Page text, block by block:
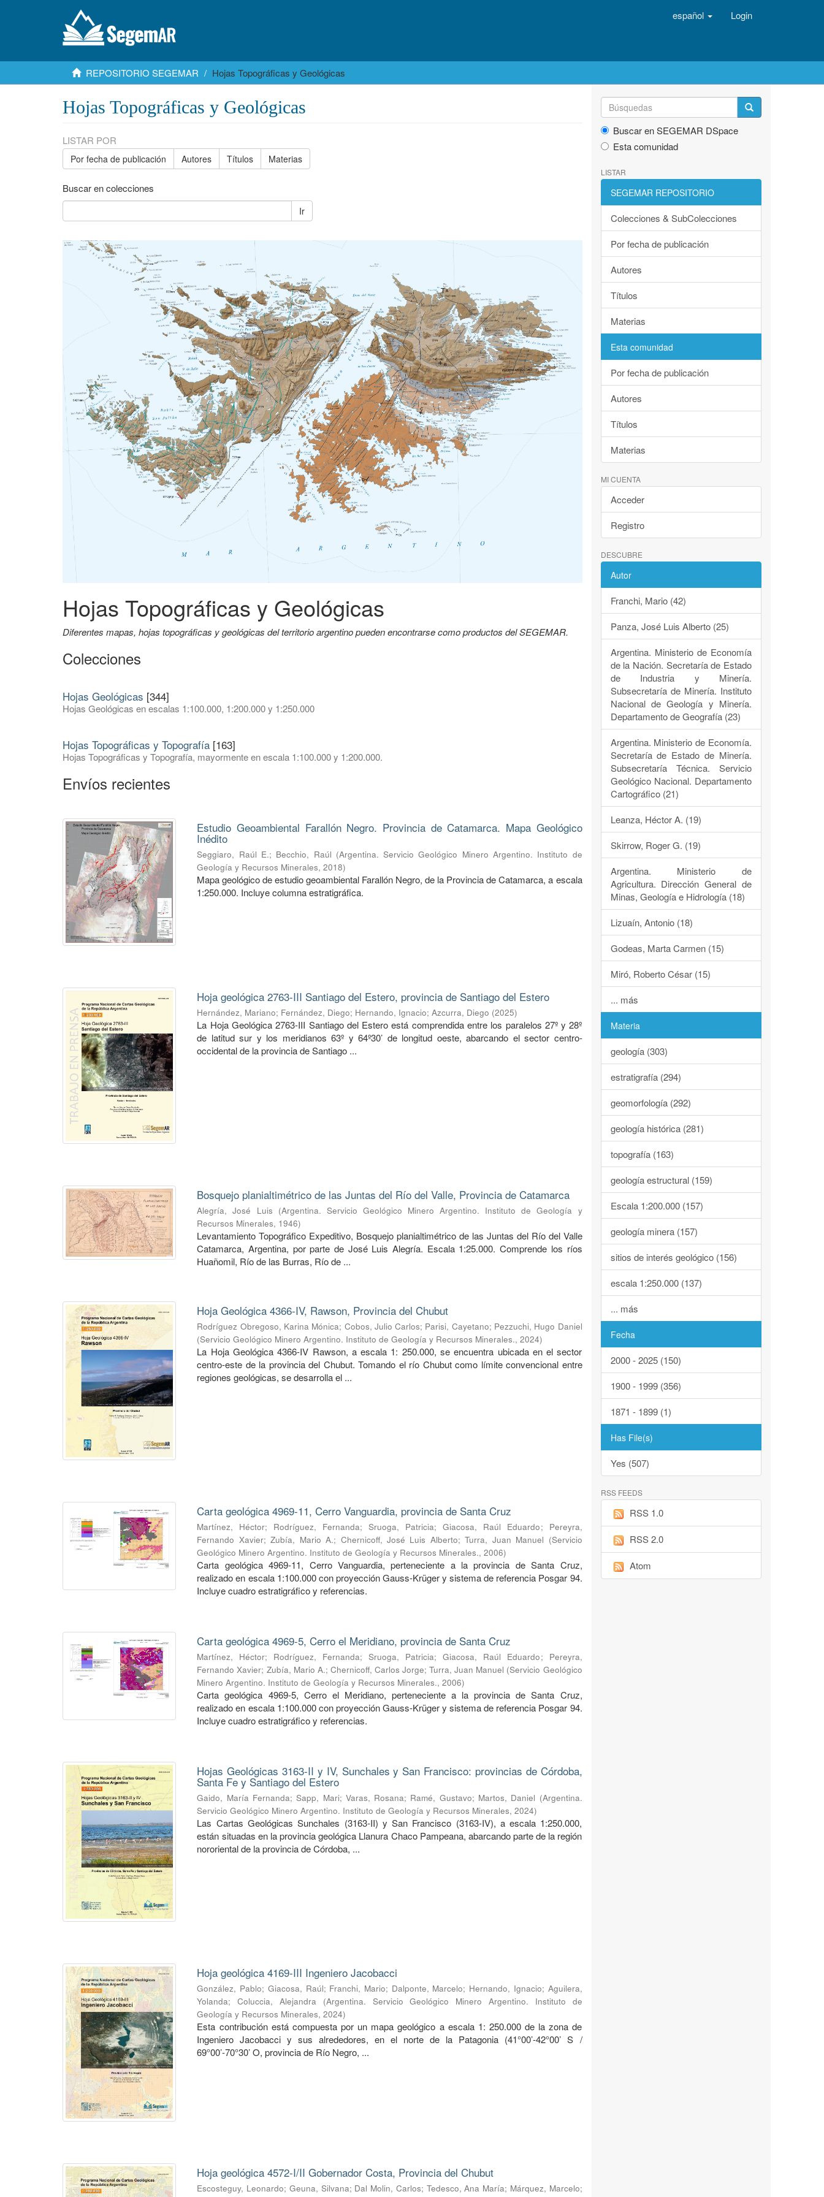
español Login
REPOSITORIO SEGEMAR Hojas Topográficas y Geológicas
Hojas Topográficas y Geológicas
LISTAR POR
Por fecha de publicación Autores Títulos Materias
Buscar en colecciones
Ir
Hojas Topográficas y Geológicas
Diferentes mapas, hojas topográficas y geológicas del territorio argentino pueden encontrarse como productos del SEGEMAR.
Colecciones
Hojas Geológicas [344]
Hojas Geológicas en escalas 1:100.000, 1:200.000 y 1:250.000
Hojas Topográficas y Topografía [163]
Hojas Topográficas y Topografía, mayormente en escala 1:100.000 y 1:200.000.
Envíos recientes
Estudio Geoambiental Farallón Negro. Provincia de Catamarca. Mapa Geológico
Inédito
Seggiaro, Raúl E.; Becchio, Raúl (Argentina. Servicio Geológico Minero Argentino. Instituto de
Geología y Recursos Minerales,2018)
Mapa geológico de estudio geoambiental Farallón Negro, de la Provincia de Catamarca, a escala
1:250.000. Incluye columna estratigráfica.
Hoja geológica 2763-III Santiago del Estero, provincia de Santiago del Estero
Hernández, Mariano; Fernández, Diego; Hernando, Ignacio;Azcurra, Diego (2025)
La Hoja Geológica 2763-III Santiago del Estero está comprendida entre los paralelos 27º y 28º
de latitud sur y los meridianos 63º y 64º30’ de longitud oeste, abarcando el sector centro-
occidental de la provincia de Santiago ...
Bosquejo planialtimétrico de las Juntas del Río del Valle, Provincia de Catamarca
Alegría, José Luis (Argentina. Servicio Geológico Minero Argentino. Instituto de Geología y
Recursos Minerales, 1946)
Levantamiento Topográfico Expeditivo, Bosquejo planialtimétrico de las Juntas del Río del Valle
Catamarca, Argentina, por parte de José Luis Alegría. Escala 1:25.000. Comprende los ríos
Huañomil, Río de las Burras, Río de ...
Hoja Geológica 4366-IV, Rawson, Provincia del Chubut
Rodríguez Obregoso, Karina Mónica; Cobos, Julio Carlos; Parisi, Cayetano; Pezzuchi, Hugo Daniel
(Servicio Geológico Minero Argentino. Instituto de Geología y Recursos Minerales.,2024)
La Hoja Geológica 4366-IV Rawson, a escala 1: 250.000, se encuentra ubicada en el sector
centro-este de la provincia del Chubut. Tomando el río Chubut como límite convencional entre
regiones geológicas, se desarrolla el ...
Carta geológica 4969-11, Cerro Vanguardia, provincia de Santa Cruz
Martínez, Héctor; Rodríguez, Fernanda;Sruoga, Patricia;Giacosa, Raúl Eduardo; Pereyra,
Fernando Xavier;Zubía, Mario A.; Chernicoff, José Luis Alberto;Turra, Juan Manuel (Servicio
Geológico Minero Argentino. Instituto de Geología y Recursos Minerales.,2006)
Carta geológica 4969-11, Cerro Vanguardia, perteneciente a la provincia de Santa Cruz,
realizado en escala 1:100.000 con proyección Gauss-Krüger y sistema de referencia Posgar 94.
Incluye cuadro estratigráfico y referencias.
Carta geológica 4969-5, Cerro el Meridiano, provincia de Santa Cruz
Martínez, Héctor; Rodríguez, Fernanda;Sruoga, Patricia;Giacosa, Raúl Eduardo; Pereyra,
Fernando Xavier; Zubía, Mario A.; Chernicoff, Carlos Jorge;Turra, Juan Manuel (Servicio Geológico
Minero Argentino. Instituto de Geología y Recursos Minerales.,2006)
Carta geológica 4969-5, Cerro el Meridiano, perteneciente a la provincia de Santa Cruz,
realizado en escala 1:100.000 con proyección Gauss-Krüger y sistema de referencia Posgar 94.
Incluye cuadro estratigráfico y referencias.
Hojas Geológicas 3163-II y IV, Sunchales y San Francisco: provincias de Córdoba,
Santa Fe y Santiago del Estero
Gaido, María Fernanda;Sapp, Mari; Varas, Rosana; Ramé, Gustavo; Martos, Daniel (Argentina.
Servicio Geológico Minero Argentino. Instituto de Geología y Recursos Minerales,2024)
Las Cartas Geológicas Sunchales (3163-II) y San Francisco (3163-IV), a escala 1:250.000,
están situadas en la provincia geológica Llanura Chaco Pampeana, abarcando parte de la región
nororiental de la provincia de Córdoba, ...
Hoja geológica 4169-III Ingeniero Jacobacci
González, Pablo; Giacosa, Raúl; Franchi, Mario; Dalponte, Marcelo; Hernando, Ignacio; Aguilera,
Yolanda;Coluccia, Alejandra (Argentina. Servicio Geológico Minero Argentino. Instituto de
Geología y Recursos Minerales,2024)
Esta contribución está compuesta por un mapa geológico a escala 1: 250.000 de la zona de
Ingeniero Jacobacci y sus alrededores, en el norte de la Patagonia (41°00’-42°00’ S /
69°00’-70°30’ O, provincia de Río Negro, ...
Hoja geológica 4572-I/II Gobernador Costa, Provincia del Chubut
Escosteguy, Leonardo; Geuna, Silvana; Dal Molin, Carlos; Tedesco, Ana María; Márquez, Marcelo;
Buscar en SEGEMAR DSpace
Esta comunidad
LISTAR
SEGEMAR REPOSITORIO
Colecciones & SubColecciones
Por fecha de publicación
Autores
Títulos
Materias
Esta comunidad
Por fecha de publicación
Autores
Títulos
Materias
MI CUENTA
Acceder
Registro
DESCUBRE
Autor
Franchi, Mario (42)
Panza, José Luis Alberto (25)
Argentina. Ministerio de Economía
de la Nación. Secretaría de Estado
de Industria y Minería.
Subsecretaría de Minería. Instituto
Nacional de Geología y Minería.
Departamento de Geografía (23)
Argentina. Ministerio de Economía.
Secretaría de Estado de Minería.
Subsecretaría Técnica. Servicio
Geológico Nacional. Departamento
Cartográfico (21)
Leanza, Héctor A. (19)
Skirrow, Roger G. (19)
Argentina. Ministerio de
Agricultura. Dirección General de
Minas, Geología e Hidrología (18)
Lizuaín, Antonio (18)
Godeas, Marta Carmen (15)
Miró, Roberto César (15)
... más
Materia
geología (303)
estratigrafía (294)
geomorfología (292)
geología histórica (281)
topografía (163)
geología estructural (159)
Escala 1:200.000 (157)
geología minera (157)
sitios de interés geológico (156)
escala 1:250.000 (137)
... más
Fecha
2000 - 2025 (150)
1900 - 1999 (356)
1871 - 1899 (1)
Has File(s)
Yes (507)
RSS FEEDS
RSS 1.0
RSS 2.0
Atom